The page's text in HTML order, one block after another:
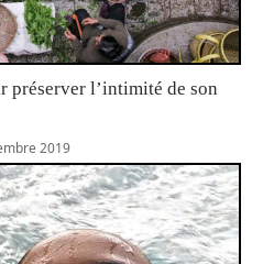
préserver l’intimité de son
2019